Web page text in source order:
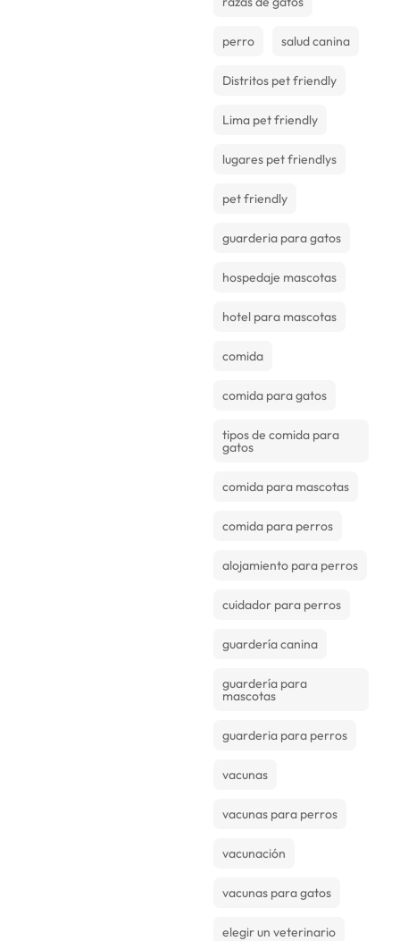
perro salud canina
Distritos pet friendly
Lima pet friendly
lugares pet friendlys
pet friendly
guarderia para gatos
hospedaje mascotas
hotel para mascotas
comida
comida para gatos
tipos de comida para
gatos
comida para mascotas
comida para perros
alojamiento para perros
cuidador para perros
guardería canina
guardería para
mascotas
guarderia para perros
vacunas
vacunas para perros
vacunación
vacunas para gatos
elegir un veterinario